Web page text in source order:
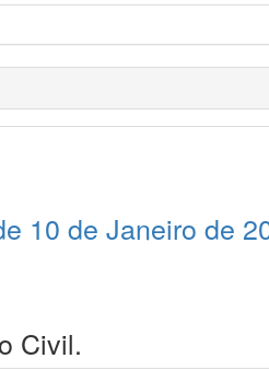
10 de Janeiro de
Civil.